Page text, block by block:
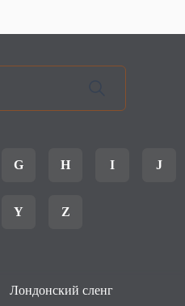
G H I J
Y Z
Лондонский сленг